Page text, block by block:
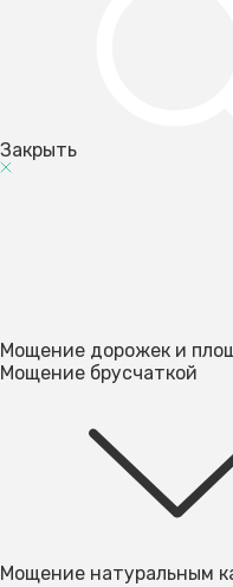
Закрыть
Мощение дорожек и
Мощение брусчаткой
Мощение натуральным